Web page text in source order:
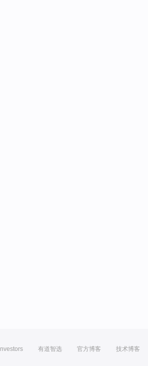
Investors 有道智选 官方博客 技术博客